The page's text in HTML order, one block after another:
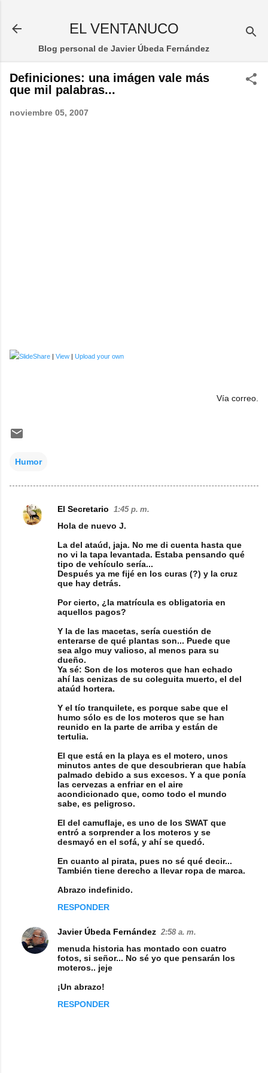
EL VENTANUCO
Blog personal de Javier Úbeda Fernández
Definiciones: una imágen vale más
que mil palabras...
noviembre 05, 2007
| View | Upload your own
Vía correo.
Humor
C
El Secretario 1:45 p. m.
Hola de nuevo J.
La del ataúd, jaja. No me di cuenta hasta que
no vi la tapa levantada. Estaba pensando qué
tipo de vehículo sería...
Después ya me fijé en los curas (?) y la cruz
que hay detrás.
Por cierto, ¿la matrícula es obligatoria en
aquellos pagos?
Y la de las macetas, sería cuestión de
enterarse de qué plantas son... Puede que
sea algo muy valioso, al menos para su
dueño.
Ya sé: Son de los moteros que han echado
ahí las cenizas de su coleguita muerto, el del
ataúd hortera.
Y el tío tranquilete, es porque sabe que el
humo sólo es de los moteros que se han
reunido en la parte de arriba y están de
tertulia.
El que está en la playa es el motero, unos
minutos antes de que descubrieran que había
palmado debido a sus excesos. Y a que ponía
las cervezas a enfriar en el aire
acondicionado que, como todo el mundo
sabe, es peligroso.
El del camuflaje, es uno de los SWAT que
entró a sorprender a los moteros y se
desmayó en el sofá, y ahí se quedó.
En cuanto al pirata, pues no sé qué decir...
También tiene derecho a llevar ropa de marca.
Abrazo indefinido.
RESPONDER
Javier Úbeda Fernández 2:58 a. m.
menuda historia has montado con cuatro
fotos, si señor... No sé yo que pensarán los
moteros.. jeje
¡Un abrazo!
RESPONDER